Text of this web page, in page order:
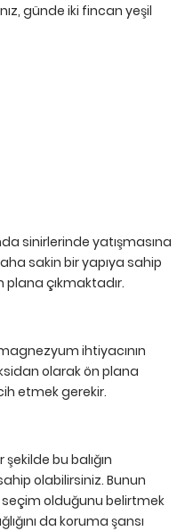
günde iki fincan yeşil
sinirlerinde yatışmasına
sakin bir yapıya sahip
plana çıkmaktadır.
ihtiyacının
olarak ön plana
etmek gerekir.
bu balığın
olabilirsiniz. Bunun
seçim olduğunu belirtmek
da koruma şansı